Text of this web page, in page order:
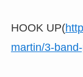
HOOK UP(
martin/3-